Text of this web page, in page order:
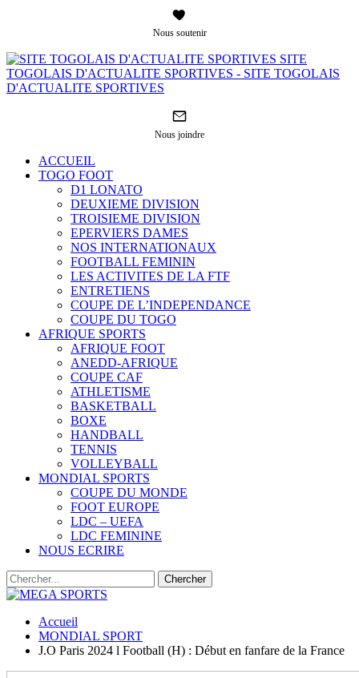
Nous soutenir
SITE
TOGOLAIS D'ACTUALITE SPORTIVES - SITE TOGOLAIS
D'ACTUALITE SPORTIVES
Nous joindre
ACCUEIL
TOGO FOOT
D1 LONATO
DEUXIEME DIVISION
TROISIEME DIVISION
EPERVIERS DAMES
NOS INTERNATIONAUX
FOOTBALL FEMININ
LES ACTIVITES DE LA FTF
ENTRETIENS
COUPE DE L’INDEPENDANCE
COUPE DU TOGO
AFRIQUE SPORTS
AFRIQUE FOOT
ANEDD-AFRIQUE
COUPE CAF
ATHLETISME
BASKETBALL
BOXE
HANDBALL
TENNIS
VOLLEYBALL
MONDIAL SPORTS
COUPE DU MONDE
FOOT EUROPE
LDC – UEFA
LDC FEMININE
NOUS ECRIRE
Accueil
MONDIAL SPORT
J.O Paris 2024 l Football (H) : Début en fanfare de la France